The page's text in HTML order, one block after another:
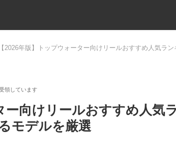
【2026年版】トップウォーター向けリールおすすめ人気ラ
ー向けリールおすすめ人気
モデルを厳選